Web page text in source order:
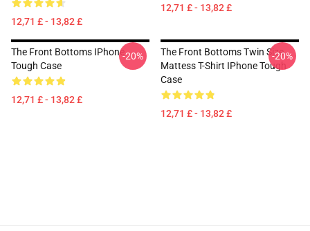
12,71 £ - 13,82 £
12,71 £ - 13,82 £
The Front Bottoms IPhone
Tough Case
12,71 £ - 13,82 £
-20%
The Front Bottoms Twin Size
Mattess T-Shirt IPhone Tough
Case
12,71 £ - 13,82 £
-20%